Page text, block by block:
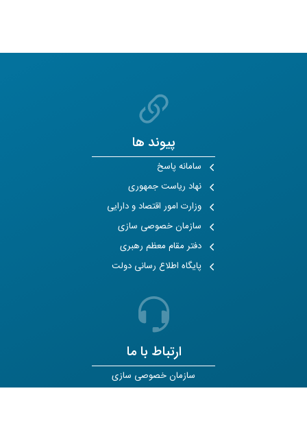
پیوند ها
سامانه پاسخ
نهاد ریاست جمهوری
وزارت امور اقتصاد و دارایی
سازمان خصوصی سازی
دفتر مقام معظم رهبری
پایگاه اطلاع رسانی دولت
ارتباط با ما
سازمان خصوصی سازی